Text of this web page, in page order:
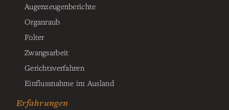
Augenzeugenberichte
Organraub
Folter
Zwangsarbeit
Gerichtsverfahren
Einflussnahme im Ausland
Erfahrungen